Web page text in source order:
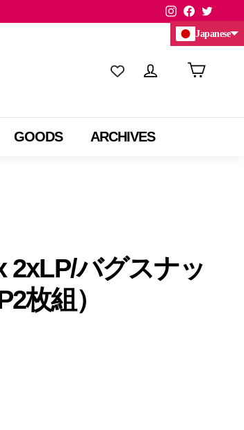
Instagram
Facebook
GOODS ARCHIVES
2xLP/バグスナッ
枚組）
Japanese